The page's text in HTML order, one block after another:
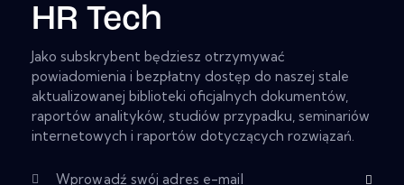
HR Tech
Jako subskrybent będziesz otrzymywać
powiadomienia i bezpłatny dostęp do naszej stale
aktualizowanej biblioteki oficjalnych dokumentów,
raportów analityków, studiów przypadku, seminariów
internetowych i raportów dotyczących rozwiązań.
Subscribe